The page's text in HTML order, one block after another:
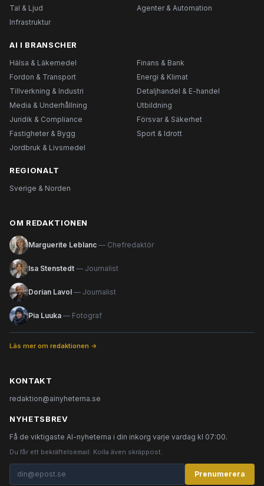
Tal & Ljud
Agenter & Automation
Infrastruktur
AI I BRANSCHER
Hälsa & Läkemedel
Finans & Bank
Fordon & Transport
Energi & Klimat
Tillverkning & Industri
Detaljhandel & E-handel
Media & Underhållning
Utbildning
Juridik & Compliance
Försvar & Säkerhet
Fastigheter & Bygg
Sport & Idrott
Jordbruk & Livsmedel
REGIONALT
Sverige & Norden
OM REDAKTIONEN
Marguerite Leblanc — Chefredaktör
Isa Stenstedt — Journalist
Dorian Lavol — Journalist
Pia Luuka — Fotograf
Läs mer om redaktionen →
KONTAKT
redaktion@ainyheterna.se
NYHETSBREV
Få de viktigaste AI-nyheterna i din inkorg varje vardag kl 07:00.
Du får ett bekräftelsemail. Kolla även skräppost.
Prenumerera